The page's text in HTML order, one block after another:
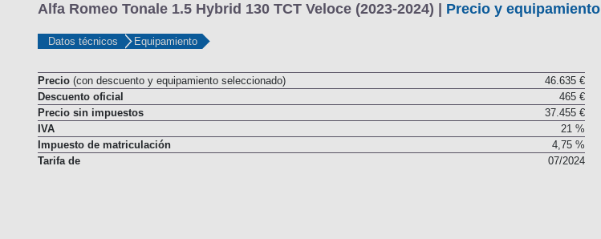
Alfa Romeo Tonale 1.5 Hybrid 130 TCT Veloce (2023-2024) | Precio y equipamiento
Datos técnicos Equipamiento
Precio (con descuento y equipamiento seleccionado)
46.635 €
Descuento oficial
465 €
Precio sin impuestos
37.455 €
IVA
21 %
Impuesto de matriculación
4,75 %
Tarifa de
07/2024